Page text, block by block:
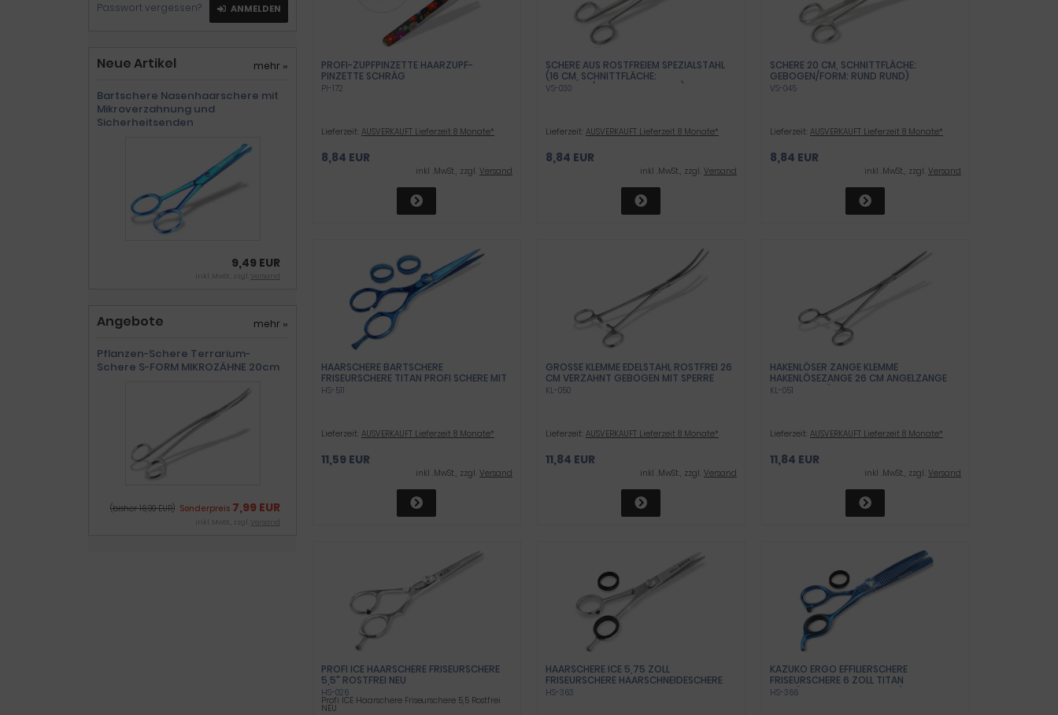
PROFI-ZUPFPINZETTE HAARZUPF-
PINZETTE SCHRÄG
PI-172
Lieferzeit: AUSVERKAUFT Lieferzeit 8 Monate*
8,84 EUR
inkl .MwSt., zzgl. Versand
SCHERE AUS ROSTFREIEM SPEZIALSTAHL
(16 CM, SCHNITTFLÄCHE:
GEBOGEN/FORM: SPITZ SPITZ)
VS-030
Lieferzeit: AUSVERKAUFT Lieferzeit 8 Monate*
8,84 EUR
inkl .MwSt., zzgl. Versand
SCHERE 20 CM, SCHNITTFLÄCHE:
GEBOGEN/FORM: RUND RUND)
VS-045
Lieferzeit: AUSVERKAUFT Lieferzeit 8 Monate*
8,84 EUR
inkl .MwSt., zzgl. Versand
HAARSCHERE BARTSCHERE
FRISEURSCHERE TITAN PROFI SCHERE MIT
SCHRAUBE 14,5CM 5ZOLL
HS-511
Lieferzeit: AUSVERKAUFT Lieferzeit 8 Monate*
11,59 EUR
inkl .MwSt., zzgl. Versand
GROSSE KLEMME EDELSTAHL ROSTFREI 26 C
M VERZAHNT GEBOGEN MIT SPERRE A
NGELSPORT
KL-050
Lieferzeit: AUSVERKAUFT Lieferzeit 8 Monate*
11,84 EUR
inkl .MwSt., zzgl. Versand
HAKENLÖSER ZANGE KLEMME
HAKENLÖSEZANGE 26 CM ANGELZANGE
EDELSTAHL LÖSE-ZANGE
KL-051
Lieferzeit: AUSVERKAUFT Lieferzeit 8 Monate*
11,84 EUR
inkl .MwSt., zzgl. Versand
PROFI ICE HAARSCHERE FRISEURSCHERE
5,5" ROSTFREI NEU
HS-026
Profi ICE Haarschere Friseurschere 5,5 Rostfrei
NEU
HAARSCHERE ICE 5,75 ZOLL
FRISEURSCHERE HAARSCHNEIDESCHERE
STELLSCHRAUBE
HS-363
KAZUKO ERGO EFFILIERSCHERE
FRISEURSCHERE 6 ZOLL TITAN
AUSDÜNNSCHERE GROSSE ZÄHNE
HS-366
Passwort vergessen? ANMELDEN
Neue Artikel mehr »
Bartschere Nasenhaarschere mit
Mikroverzahnung und
Sicherheitsenden
9,49 EUR
inkl .MwSt., zzgl. Versand
Angebote mehr »
Pflanzen-Schere Terrarium-
Schere S-FORM MIKROZÄHNE 20cm
(bisher 16,99 EUR) Sonderpreis 7,99 EUR
inkl .MwSt., zzgl. Versand